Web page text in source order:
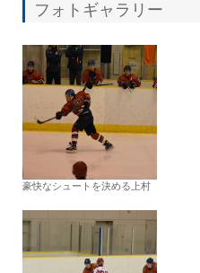
フォトギャラリー
豪快なシュートを決める上村